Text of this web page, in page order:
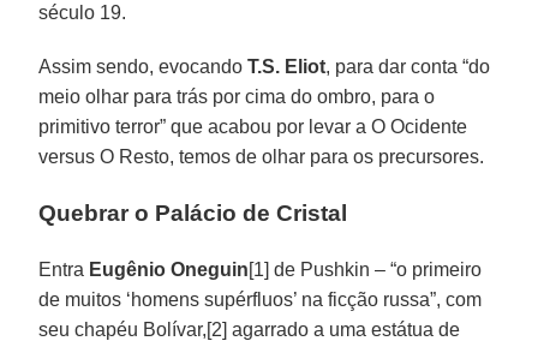
século 19.
Assim sendo, evocandoT.S. Eliot, para dar conta “do
meio olhar para trás por cima do ombro, para o
primitivo terror” que acabou por levar a O Ocidente
versus O Resto, temos de olhar para os precursores.
Quebrar o Palácio de Cristal
Entra Eugênio Oneguin[1] de Pushkin – “o primeiro
de muitos ‘homens supérfluos’ na ficção russa”, com
seu chapéu Bolívar,[2] agarrado a uma estátua de